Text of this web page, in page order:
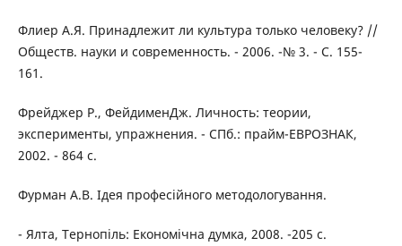
Флиер А.Я. Принадлежит ли культура только человеку? //
Обществ. науки и современность. - 2006. -№ 3. - С. 155-
161.
Фрейджер Р., ФейдименДж. Личность: теории,
эксперименты, упражнения. - СПб.: прайм-ЕВРОЗНАК,
2002. - 864 с.
Фурман А.В. Ідея професійного методологування.
- Ялта, Тернопіль: Економічна думка, 2008. -205 с.